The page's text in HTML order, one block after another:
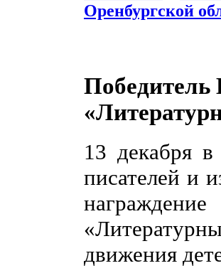
Оренбургской
Победитель
13 декабря
писателей и
движения